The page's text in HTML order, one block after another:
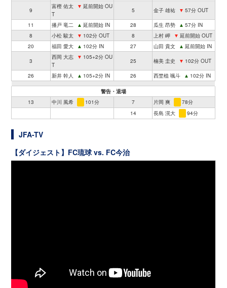
9
富樫 佑太 ▼ 延前開始 OU
T
5 金子 雄祐 ▼ 57分 OUT
11 播戸 竜二 ▲ 延前開始 IN 28 瓜生 昂勢 ▲ 57分 IN
8
小松 駿太 ▼ 102分 OUT 8 上村 岬 ▼ 延前開始 OUT
20
福田 愛大 ▲ 102分 IN 27 山田 貴文 ▲ 延前開始 IN
3
西岡 大志 ▼ 105+2分 OU
T
25 楠美 圭史 ▼ 102分 OUT
26 新井 幹人 ▲ 105+2分 IN 26 西埜植 颯斗 ▲ 102分 IN
警告・退場
13
中川 風希 101分 7 片岡 爽
78分
14
長島 滉大 94分
JFA-TV
【ダイジェスト】FC琉球 vs. FC今治